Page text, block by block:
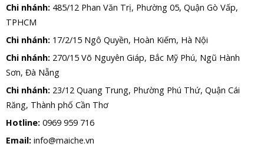
Chi nhánh:485/12 Phan Văn Trị, Phường 05, Quận Gò Vấp,
TPHCM
Chi nhánh:17/2/15 Ngô Quyền, Hoàn Kiếm, Hà Nội
Chi nhánh:270/15 Võ Nguyên Giáp, Bắc Mỹ Phú, Ngũ Hành
Sơn, Đà Nẵng
Chi nhánh:23/12 Quang Trung, Phường Phú Thứ, Quận Cái
Răng, Thành phố Cần Thơ
Hotline:0969 959 716
Email:info@maiche.vn